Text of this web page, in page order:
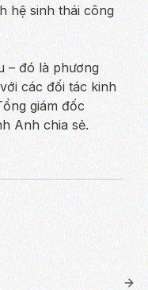
hệ sinh thái công
– đó là phương
các đối tác kinh
giám đốc
Anh chia sẻ.